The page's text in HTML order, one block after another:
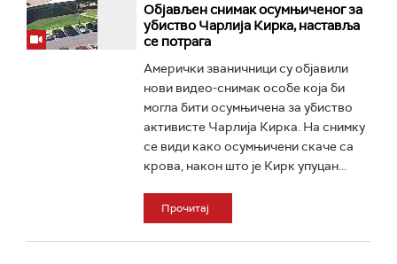
Објављен снимак осумњиченог за
убиство Чарлија Кирка, наставља
се потрага
Амерички званичници су објавили
нови видео-снимак особе која би
могла бити осумњичена за убиство
активисте Чарлија Кирка. На снимку
се види како осумњичени скаче са
крова, након што је Кирк упуцан...
Прочитај